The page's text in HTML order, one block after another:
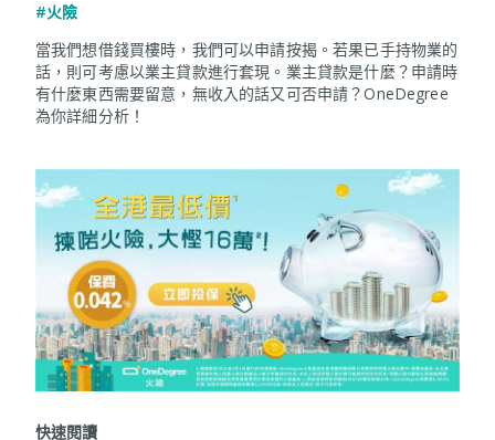
#火險
當我們想借錢買樓時，我們可以申請按揭。若果已手持物業的
話，則可考慮以業主貸款進行套現。業主貸款是什麼？申請時
有什麼東西需要留意，無收入的話又可否申請？OneDegree
為你詳細分析！
快速閱讀